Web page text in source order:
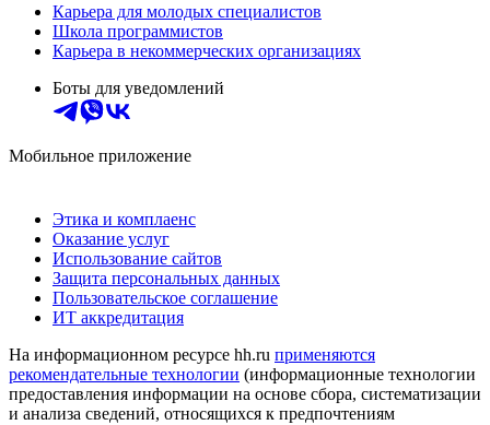
Карьера для молодых специалистов
Школа программистов
Карьера в некоммерческих организациях
Боты для уведомлений
Мобильное приложение
Этика и комплаенс
Оказание услуг
Использование сайтов
Защита персональных данных
Пользовательское соглашение
ИТ аккредитация
На информационном ресурсе hh.ru применяются
рекомендательные технологии (информационные технологии
предоставления информации на основе сбора, систематизации
и анализа сведений, относящихся к предпочтениям